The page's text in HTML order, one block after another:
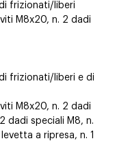
frizionati/liberi
M8x20, n. 2 dadi
frizionati/liberi e di
M8x20, n. 2 dadi
dadi speciali M8, n.
a ripresa, n. 1